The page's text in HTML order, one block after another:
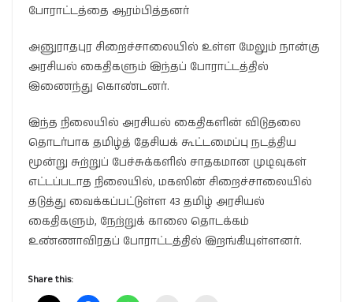
போராட்டத்தை ஆரம்பித்தனர்
அனுராதபுர சிறைச்சாலையில் உள்ள மேலும் நான்கு
அரசியல் கைதிகளும் இந்தப் போராட்டத்தில்
இணைந்து கொண்டனர்.
இந்த நிலையில் அரசியல் கைதிகளின் விடுதலை
தொடர்பாக தமிழ்த் தேசியக் கூட்டமைப்பு நடத்திய
மூன்று சுற்றுப் பேச்சுக்களில் சாதகமான முடிவுகள்
எட்டப்படாத நிலையில், மகஸின் சிறைச்சாலையில்
தடுத்து வைக்கப்பட்டுள்ள 43 தமிழ் அரசியல்
கைதிகளும், நேற்றுக் காலை தொடக்கம்
உண்ணாவிரதப் போராட்டத்தில் இறங்கியுள்ளனர்.
Share this: